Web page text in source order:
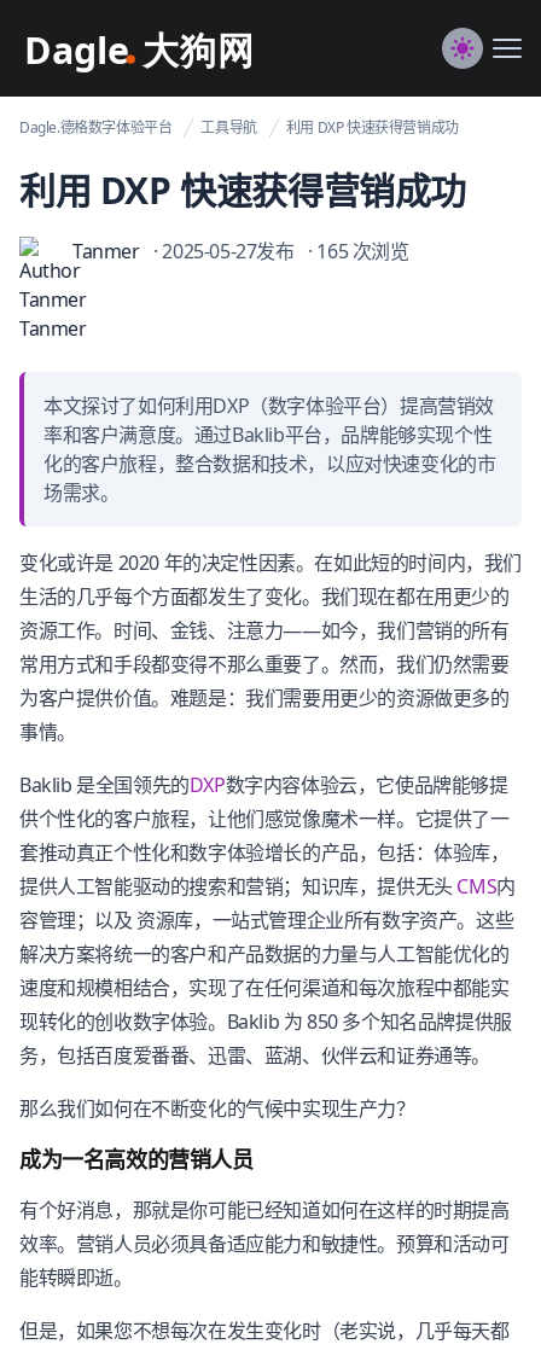
Dagle@数字体验管理
Switch
Dagle.德格数字体验平台 工具导航 利用 DXP 快速获得营销成功
利用 DXP 快速获得营销成功
Tanmer · 2025-05-27发布 · 165 次浏览
本文探讨了如何利用DXP（数字体验平台）提高营销效
率和客户满意度。通过Baklib平台，品牌能够实现个性
化的客户旅程，整合数据和技术，以应对快速变化的市
场需求。
变化或许是 2020 年的决定性因素。在如此短的时间内，我们
生活的几乎每个方面都发生了变化。我们现在都在用更少的
资源工作。时间、金钱、注意力——如今，我们营销的所有
常用方式和手段都变得不那么重要了。然而，我们仍然需要
为客户提供价值。难题是：我们需要用更少的资源做更多的
事情。
Baklib 是全国领先的DXP数字内容体验云，它使品牌能够提
供个性化的客户旅程，让他们感觉像魔术一样。它提供了一
套推动真正个性化和数字体验增长的产品，包括：体验库，
提供人工智能驱动的搜索和营销；知识库，提供无头CMS内
容管理；以及 资源库，一站式管理企业所有数字资产。这些
解决方案将统一的客户和产品数据的力量与人工智能优化的
速度和规模相结合，实现了在任何渠道和每次旅程中都能实
现转化的创收数字体验。Baklib 为 850 多个知名品牌提供服
务，包括百度爱番番、迅雷、蓝湖、伙伴云和证券通等。
那么我们如何在不断变化的气候中实现生产力？
成为一名高效的营销人员
有个好消息，那就是你可能已经知道如何在这样的时期提高
效率。营销人员必须具备适应能力和敏捷性。预算和活动可
能转瞬即逝。
但是，如果您不想每次在发生变化时（老实说，几乎每天都